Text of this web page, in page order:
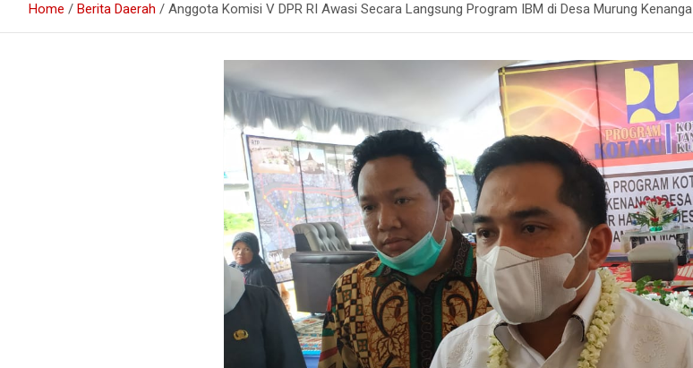
Home Berita Daerah Anggota Komisi V DPR RI Awasi Secara Langsung Program IBM di Desa Murung Kenanga